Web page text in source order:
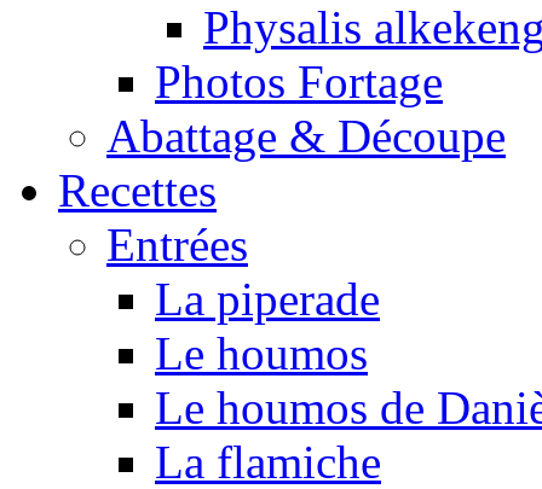
Physalis
Photos Fortage
Abattage & Découpe
Recettes
Entrées
La piperade
Le houmos
Le houmos de
La flamiche